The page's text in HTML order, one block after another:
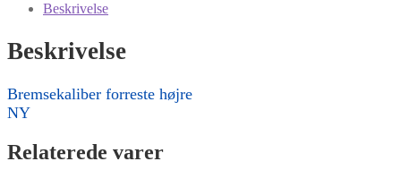
Beskrivelse
Beskrivelse
Bremsekaliber forreste højre
NY
Relaterede varer